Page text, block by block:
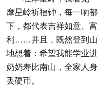
摩星岭祈福钟，每一响
下，都代表吉祥如意、
利……并且，既然登到山
地想着：希望我能学业
奶奶寿比南山，全家人
丢硬币。